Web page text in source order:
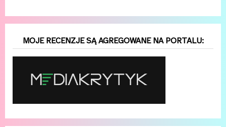
MOJE RECENZJE SĄ AGREGOWANE NA PORTALU: